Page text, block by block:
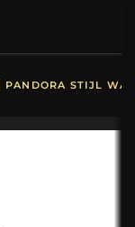
PANDORA STIJL